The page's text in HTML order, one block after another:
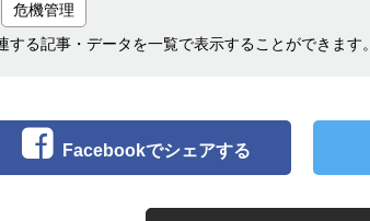
危機管理
する記事・データを一覧で表示することができます。
Facebookでシェアする